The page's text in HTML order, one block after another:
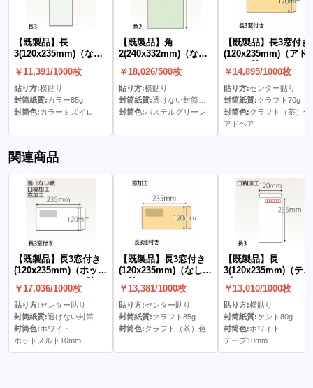
【既製品】長
3(120x235mm)（な
￥11,391/1000枚
貼り方:横貼り
封筒紙質:カラー85g
封筒色:カラーミズイロ
【既製品】角
2(240x332mm)（な
￥18,026/500枚
貼り方:横貼り
封筒紙質:透けない封筒パステル100g
封筒色:パステルグリーン
【既製品】長3窓付き
(120x235mm)（アド
￥14,895/1000枚
貼り方:センター貼り
封筒紙質:クラフト70g
封筒色:クラフト（茶）色
アドヘア
関連商品
【既製品】長3窓付き
(120x235mm)（ホット
メルト10mm）(C貼)
￥17,036/1000枚
貼り方:センター貼り
封筒紙質:透けない封筒ケント80g
封筒色:ホワイト
ホットメルト10mm
【既製品】長3窓付き
(120x235mm)（なし）
￥13,381/1000枚
貼り方:センター貼り
封筒紙質:クラフト85g
封筒色:クラフト（茶）色
【既製品】長
3(120x235mm)（テー
￥13,010/1000枚
貼り方:横貼り
封筒紙質:ケント80g
封筒色:ホワイト
テープ10mm